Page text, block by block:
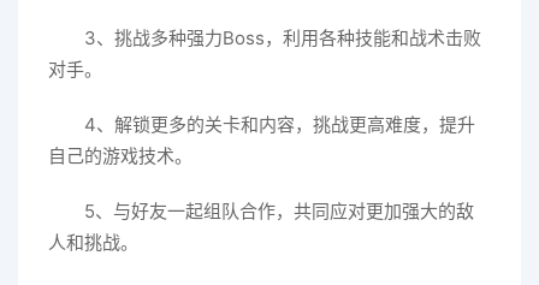
3、挑战多种强力Boss，利用各种技能和战术击败
对手。
4、解锁更多的关卡和内容，挑战更高难度，提升
自己的游戏技术。
5、与好友一起组队合作，共同应对更加强大的敌
人和挑战。